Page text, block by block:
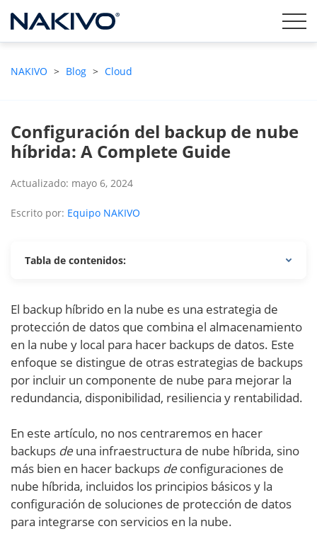
NAKIVO > Blog > Cloud
Configuración del backup de nube
híbrida: A Complete Guide
Actualizado: mayo 6, 2024
Escrito por: Equipo NAKIVO
Tabla de contenidos:
El backup híbrido en la nube es una estrategia de
protección de datos que combina el almacenamiento
en la nube y local para hacer backups de datos. Este
enfoque se distingue de otras estrategias de backups
por incluir un componente de nube para mejorar la
redundancia, disponibilidad, resiliencia y rentabilidad.
En este artículo, no nos centraremos en hacer
backups de una infraestructura de nube híbrida, sino
más bien en hacer backups de configuraciones de
nube híbrida, incluidos los principios básicos y la
configuración de soluciones de protección de datos
para integrarse con servicios en la nube.